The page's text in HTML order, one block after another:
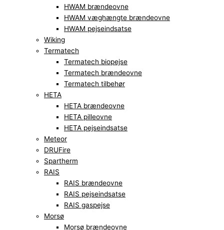
HWAM brændeovne
HWAM væghængte brændeovne
HWAM pejseindsatse
Wiking
Termatech
Termatech biopejse
Termatech brændeovne
Termatech tilbehør
HETA
HETA brændeovne
HETA pilleovne
HETA pejseindsatse
Meteor
DRUFire
Spartherm
RAIS
RAIS brændeovne
RAIS pejseindsatse
RAIS gaspejse
Morsø
Morsø brændeovne